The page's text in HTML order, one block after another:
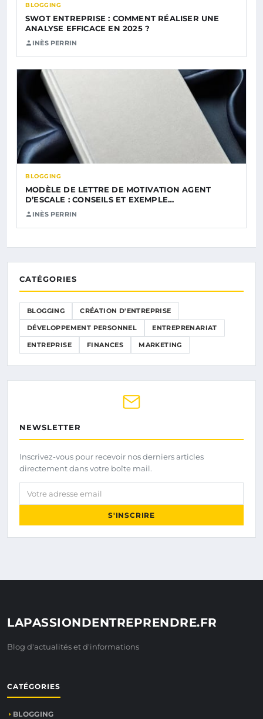
BLOGGING
SWOT ENTREPRISE : COMMENT RÉALISER UNE
ANALYSE EFFICACE EN 2025 ?
INÈS PERRIN
BLOGGING
MODÈLE DE LETTRE DE MOTIVATION AGENT
D’ESCALE : CONSEILS ET EXEMPLE…
INÈS PERRIN
CATÉGORIES
BLOGGING CRÉATION D'ENTREPRISE
DÉVELOPPEMENT PERSONNEL ENTREPRENARIAT
ENTREPRISE FINANCES MARKETING
NEWSLETTER
Inscrivez-vous pour recevoir nos derniers articles
directement dans votre boîte mail.
Votre adresse email
S'INSCRIRE
LAPASSIONDENTREPRENDRE.FR
Blog d'actualités et d'informations
CATÉGORIES
BLOGGING